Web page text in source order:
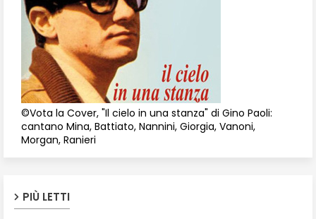
©Vota la Cover, "Il cielo in una stanza" di Gino Paoli:
cantano Mina, Battiato, Nannini, Giorgia, Vanoni,
Morgan, Ranieri
PIÙ LETTI